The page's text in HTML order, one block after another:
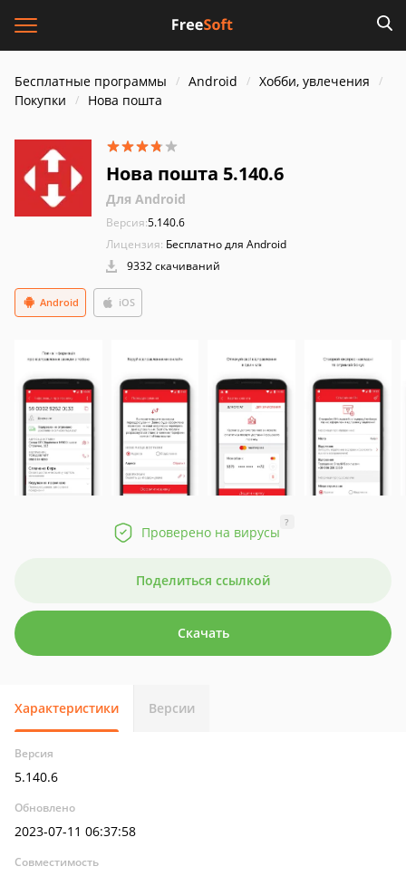
Бесплатные программы Android
Хобби, увлечения
Покупки
Нова пошта
Нова пошта 5.140.6
Для Android
Версия:5.140.6
Лицензия: Бесплатно для Android
9332 скачиваний
Android iOS
Проверено на вирусы
?
Поделиться ссылкой
Скачать
Характеристики Версии
Версия
5.140.6
Обновлено
2023-07-11 06:37:58
Совместимость